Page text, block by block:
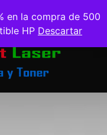
en la compra de 500
HP Descartar